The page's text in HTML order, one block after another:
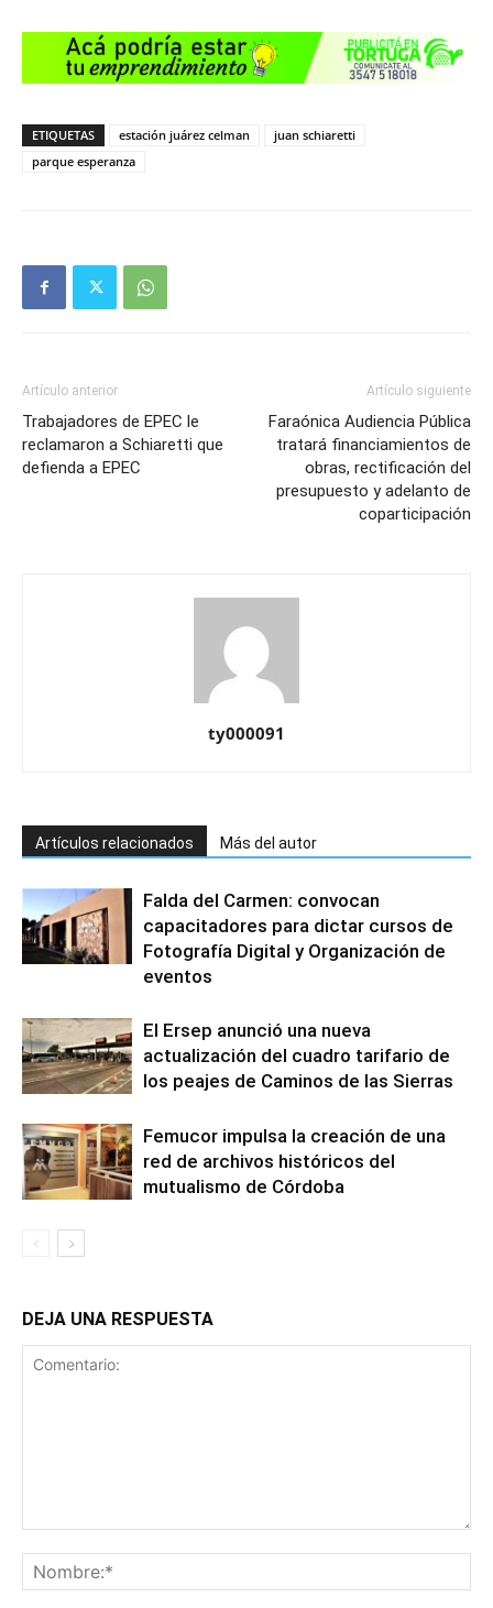
ETIQUETAS estación juárez celman
juan schiaretti
parque esperanza
Artículo anterior
Trabajadores de EPEC le
reclamaron a Schiaretti que
defienda a EPEC
Artículo siguiente
Faraónica Audiencia Pública
tratará financiamientos de
obras, rectificación del
presupuesto y adelanto de
coparticipación
ty000091
Artículos relacionados Más del autor
Falda del Carmen: convocan
capacitadores para dictar cursos de
Fotografía Digital y Organización de
eventos
El Ersep anunció una nueva
actualización del cuadro tarifario de
los peajes de Caminos de las Sierras
Femucor impulsa la creación de una
red de archivos históricos del
mutualismo de Córdoba
DEJA UNA RESPUESTA